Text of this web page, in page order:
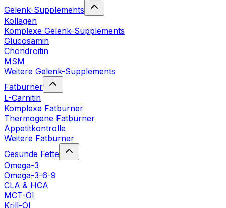
Gelenk-Supplements
Kollagen
Komplexe Gelenk-Supplements
Glucosamin
Chondroitin
MSM
Weitere Gelenk-Supplements
Fatburner
L-Carnitin
Komplexe Fatburner
Thermogene Fatburner
Appetitkontrolle
Weitere Fatburner
Gesunde Fette
Omega-3
Omega-3-6-9
CLA & HCA
MCT-Öl
Krill-Öl